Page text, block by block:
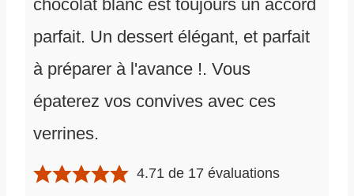
chocolat blanc est toujours un accord
parfait. Un dessert élégant, et parfait
à préparer à l'avance !. Vous
épaterez vos convives avec ces
verrines.
4.71 de 17 évaluations